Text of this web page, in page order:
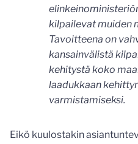
kilpailevat muiden
Tavoitteena on
kansainvälistä
kehitystä koko
laadukkaan
varmistamiseksi.
Eikö kuulostakin